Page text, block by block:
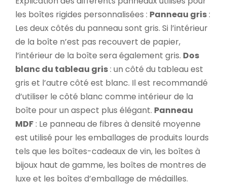
les boîtes rigides personnalisées : Panneau gris:
Les deux côtés du panneau sont gris. Si l’intérieur
de la boîte n’est pas recouvert de papier,
l’intérieur de la boîte sera également gris. Dos
blanc du tableau gris: un côté du tableau est
gris et l’autre côté est blanc. Il est recommandé
d’utiliser le côté blanc comme intérieur de la
boîte pour un aspect plus élégant. Panneau
MDF: Le panneau de fibres à densité moyenne
est utilisé pour les emballages de produits lourds
tels que les boîtes-cadeaux de vin, les boîtes à
bijoux haut de gamme, les boîtes de montres de
luxe et les boîtes d’emballage de médailles.